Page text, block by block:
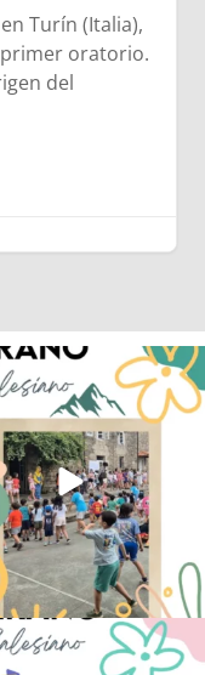
Turín (Italia),
oratorio.
del
y la alegría también se han
sentido...
95 0
la alegría en el campamento
...